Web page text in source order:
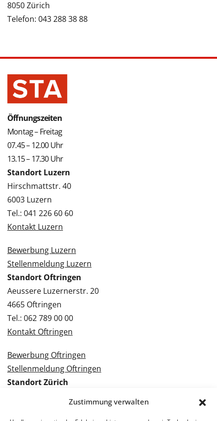
Zustimmung verwalten
8050 Zürich
Telefon: 043 288 38 88
Öffnungszeiten
Montag – Freitag
07.45 – 12.00 Uhr
13.15 – 17.30 Uhr
Standort Luzern
Hirschmattstr. 40
6003 Luzern
Tel.: 041 226 60 60
Kontakt Luzern
Bewerbung Luzern
Stellenmeldung Luzern
Standort Oftringen
Aeussere Luzernerstr. 20
4665 Oftringen
Tel.: 062 789 00 00
Kontakt Oftringen
Bewerbung Oftringen
Stellenmeldung Oftringen
Standort Zürich